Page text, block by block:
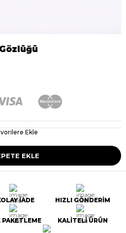
Ekle
İADE HIZLI GÖNDERİM
PAKETLEME KALİTELİ ÜRÜN